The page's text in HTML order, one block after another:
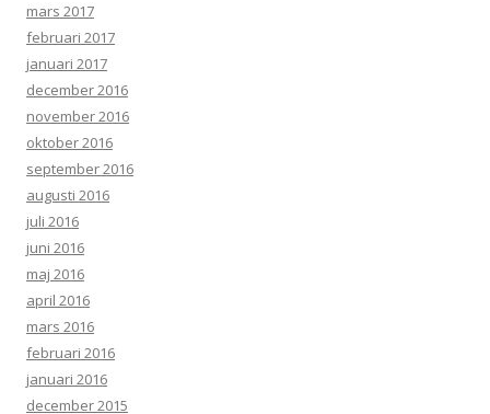
mars 2017
februari 2017
januari 2017
december 2016
november 2016
oktober 2016
september 2016
augusti 2016
juli 2016
juni 2016
maj 2016
april 2016
mars 2016
februari 2016
januari 2016
december 2015